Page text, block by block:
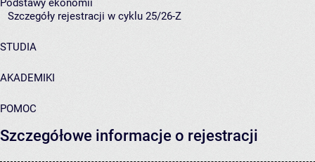
Podstawy ekonomii
Szczegóły rejestracji w cyklu 25/26-Z
STUDIA
AKADEMIKI
POMOC
Szczegółowe informacje o rejestracji